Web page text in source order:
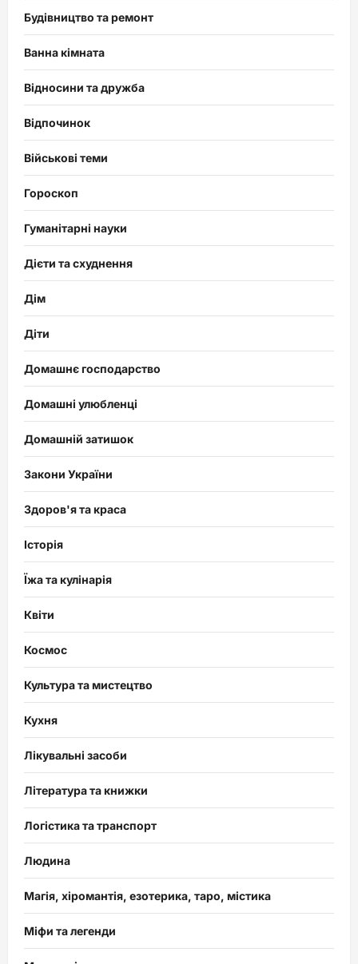
Будівництво та ремонт
Ванна кімната
Відносини та дружба
Відпочинок
Військові теми
Гороскоп
Гуманітарні науки
Дієти та схуднення
Дім
Діти
Домашнє господарство
Домашні улюбленці
Домашній затишок
Закони України
Здоров'я та краса
Історія
Їжа та кулінарія
Квіти
Космос
Культура та мистецтво
Кухня
Лікувальні засоби
Література та книжки
Логістика та транспорт
Людина
Магія, хіромантія, езотерика, таро, містика
Міфи та легенди